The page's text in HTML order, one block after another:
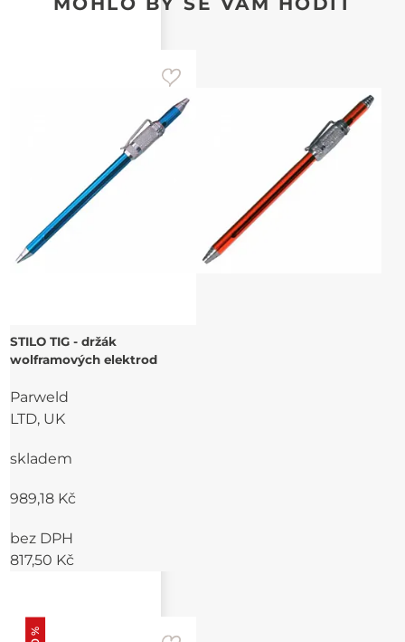
STILO TIG - držák
wolframových elektrod
Parweld
LTD, UK
skladem
989,18 Kč
bez DPH
817,50 Kč